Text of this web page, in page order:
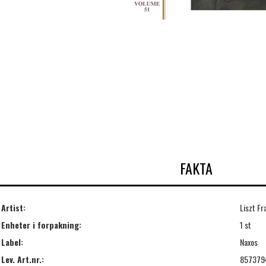
FAKTA
Artist:
Liszt
Enheter i forpakning:
1 st
Label:
Naxos
Lev. Art.nr.: